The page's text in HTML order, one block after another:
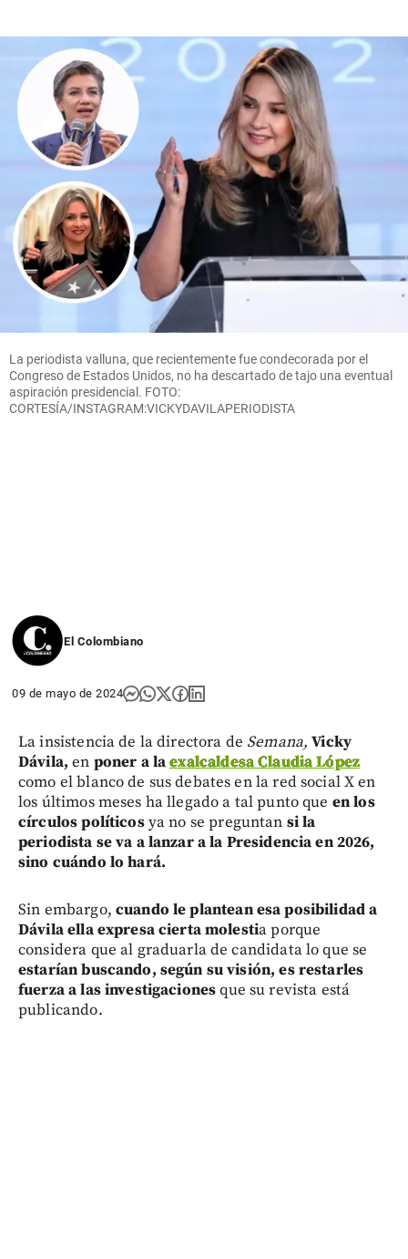
La periodista valluna, que recientemente fue condecorada por el
Congreso de Estados Unidos, no ha descartado de tajo una eventual
aspiración presidencial. FOTO:
CORTESÍA/INSTAGRAM:VICKYDAVILAPERIODISTA
El Colombiano
09 de mayo de 2024
La insistencia de la directora de Semana,Vicky
Dávila,en poner a laexalcaldesa Claudia López
como el blanco de sus debates en la red social X en
los últimos meses ha llegado a tal punto que en los
círculos políticosya no se preguntan si la
periodista se va a lanzar a la Presidencia en 2026,
sino cuándo lo hará.
Sin embargo, cuando le plantean esa posibilidad a
Dávila ella expresa cierta molestia porque
considera que al graduarla de candidata lo que se
estarían buscando, según su visión, es restarles
fuerza a las investigacionesque su revista está
publicando.